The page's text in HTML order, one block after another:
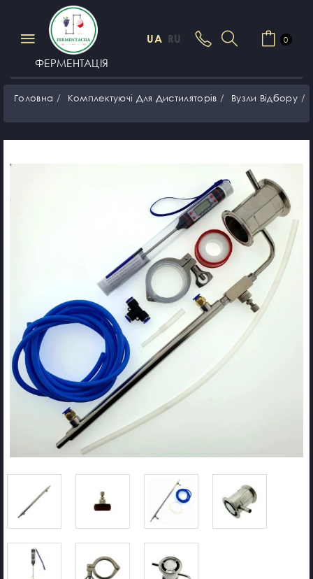
ФЕРМЕНТАЦІЯ
UA RU 0
Головна Комплектуючі Для Дистиляторів Вузли Відбору